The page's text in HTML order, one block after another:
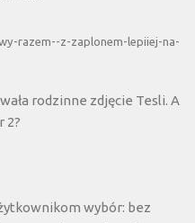
razem--z-zaplonem-lepiiej-na-
rodzinne zdjęcie Tesli. A
2?
wybór: bez